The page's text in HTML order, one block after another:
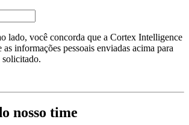
lado, você concorda que a Cortex Intelligence
as informações pessoais enviadas acima para
solicitado.
nosso time